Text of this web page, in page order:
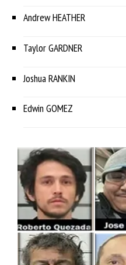
Andrew HEATHER
Taylor GARDNER
Joshua RANKIN
Edwin GOMEZ